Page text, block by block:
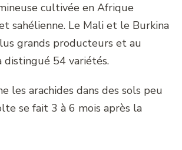
cultivée en Afrique
sahélienne. Le Mali et le Burkina
grands producteurs et au
distingué 54 variétés.
les arachides dans des sols peu
se fait 3 à 6 mois après la